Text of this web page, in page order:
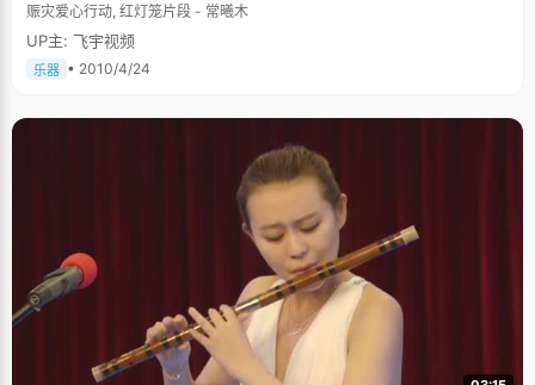
赈灾爱心行动, 红灯笼片段 - 常曦木
UP主: 飞宇视频
乐器 • 2010/4/24